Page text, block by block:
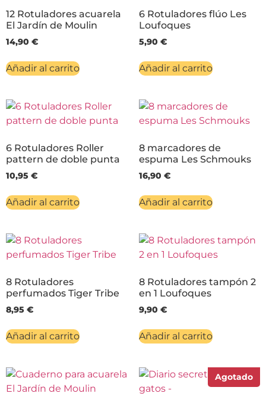
12 Rotuladores acuarela
El Jardín de Moulin
14,90 €
Añadir al carrito
6 Rotuladores flúo Les
Loufoques
5,90 €
Añadir al carrito
6 Rotuladores Roller
pattern de doble punta
10,95 €
Añadir al carrito
8 marcadores de
espuma Les Schmouks
16,90 €
Añadir al carrito
8 Rotuladores
perfumados Tiger Tribe
8,95 €
Añadir al carrito
8 Rotuladores tampón 2
en 1 Loufoques
9,90 €
Añadir al carrito
Agotado